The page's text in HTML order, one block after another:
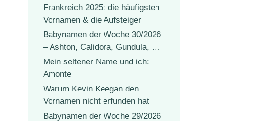
Frankreich 2025: die häufigsten
Vornamen & die Aufsteiger
Babynamen der Woche 30/2026
– Ashton, Calidora, Gundula, …
Mein seltener Name und ich:
Amonte
Warum Kevin Keegan den
Vornamen nicht erfunden hat
Babynamen der Woche 29/2026